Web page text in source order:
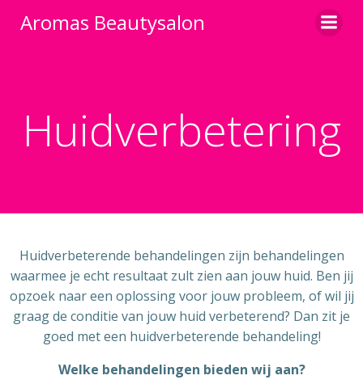
Aromas Beautysalon
Huidverbetering
Huidverbeterende behandelingen zijn behandelingen
waarmee je echt resultaat zult zien aan jouw huid. Ben jij
opzoek naar een oplossing voor jouw probleem, of wil jij
graag de conditie van jouw huid verbeterend? Dan zit je
goed met een huidverbeterende behandeling!
Welke behandelingen bieden wij aan?